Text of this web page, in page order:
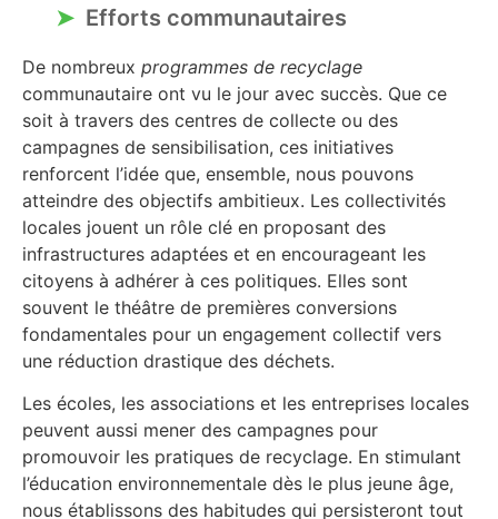
Efforts communautaires
De nombreux programmes de recyclage
communautaire ont vu le jour avec succès. Que ce
soit à travers des centres de collecte ou des
campagnes de sensibilisation, ces initiatives
renforcent l’idée que, ensemble, nous pouvons
atteindre des objectifs ambitieux. Les collectivités
locales jouent un rôle clé en proposant des
infrastructures adaptées et en encourageant les
citoyens à adhérer à ces politiques. Elles sont
souvent le théâtre de premières conversions
fondamentales pour un engagement collectif vers
une réduction drastique des déchets.
Les écoles, les associations et les entreprises locales
peuvent aussi mener des campagnes pour
promouvoir les pratiques de recyclage. En stimulant
l’éducation environnementale dès le plus jeune âge,
nous établissons des habitudes qui persisteront tout